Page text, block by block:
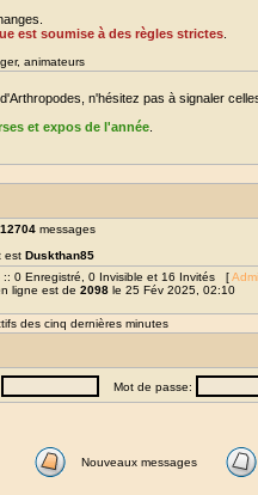
est soumise à des règles strictes
, animateurs
n'hésitez pas à signaler
et expos de l'année
12704 messages
est Duskthan85
:: 0 Enregistré, 0 Invisible et 16 Invités [
ligne est de 2098 le 25 Fév 2025, 02:10
des cinq dernières minutes
Mot de passe:
Nouveaux messages